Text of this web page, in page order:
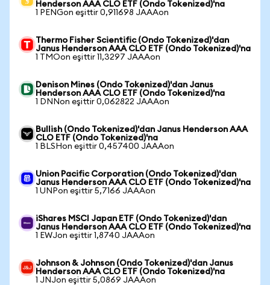
Henderson AAA CLO ETF (Ondo Tokenized)'na
1 PENGon eşittir 0,911698 JAAAon
Thermo Fisher Scientific (Ondo Tokenized)'dan
Janus Henderson AAA CLO ETF (Ondo Tokenized)'na
1 TMOon eşittir 11,3297 JAAAon
Denison Mines (Ondo Tokenized)'dan Janus
Henderson AAA CLO ETF (Ondo Tokenized)'na
1 DNNon eşittir 0,062822 JAAAon
Bullish (Ondo Tokenized)'dan Janus Henderson AAA
CLO ETF (Ondo Tokenized)'na
1 BLSHon eşittir 0,457400 JAAAon
Union Pacific Corporation (Ondo Tokenized)'dan
Janus Henderson AAA CLO ETF (Ondo Tokenized)'na
1 UNPon eşittir 5,7166 JAAAon
iShares MSCI Japan ETF (Ondo Tokenized)'dan
Janus Henderson AAA CLO ETF (Ondo Tokenized)'na
1 EWJon eşittir 1,8740 JAAAon
Johnson & Johnson (Ondo Tokenized)'dan Janus
Henderson AAA CLO ETF (Ondo Tokenized)'na
1 JNJon eşittir 5,0869 JAAAon